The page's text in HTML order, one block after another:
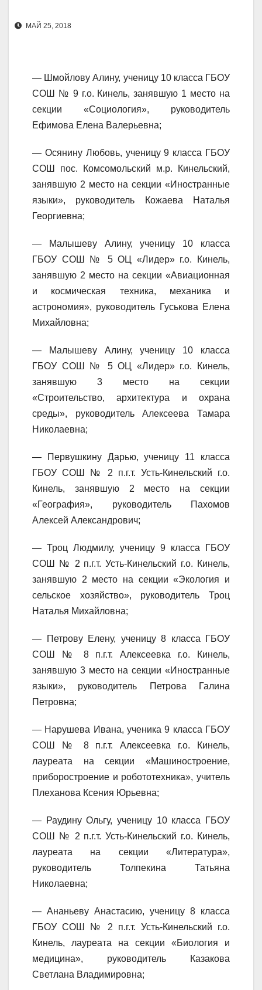
МАЙ 25, 2018
— Шмойлову Алину, ученицу 10 класса ГБОУ
СОШ № 9 г.о. Кинель, занявшую 1 место на
секции «Социология», руководитель
Ефимова Елена Валерьевна;
— Осянину Любовь, ученицу 9 класса ГБОУ
СОШ пос. Комсомольский м.р. Кинельский,
занявшую 2 место на секции «Иностранные
языки», руководитель Кожаева Наталья
Георгиевна;
— Малышеву Алину, ученицу 10 класса
ГБОУ СОШ № 5 ОЦ «Лидер» г.о. Кинель,
занявшую 2 место на секции «Авиационная
и космическая техника, механика и
астрономия», руководитель Гуськова Елена
Михайловна;
— Малышеву Алину, ученицу 10 класса
ГБОУ СОШ № 5 ОЦ «Лидер» г.о. Кинель,
занявшую 3 место на секции
«Строительство, архитектура и охрана
среды», руководитель Алексеева Тамара
Николаевна;
— Первушкину Дарью, ученицу 11 класса
ГБОУ СОШ № 2 п.г.т. Усть-Кинельский г.о.
Кинель, занявшую 2 место на секции
«География», руководитель Пахомов
Алексей Александрович;
— Троц Людмилу, ученицу 9 класса ГБОУ
СОШ № 2 п.г.т. Усть-Кинельский г.о. Кинель,
занявшую 2 место на секции «Экология и
сельское хозяйство», руководитель Троц
Наталья Михайловна;
— Петрову Елену, ученицу 8 класса ГБОУ
СОШ № 8 п.г.т. Алексеевка г.о. Кинель,
занявшую 3 место на секции «Иностранные
языки», руководитель Петрова Галина
Петровна;
— Нарушева Ивана, ученика 9 класса ГБОУ
СОШ № 8 п.г.т. Алексеевка г.о. Кинель,
лауреата на секции «Машиностроение,
приборостроение и робототехника», учитель
Плеханова Ксения Юрьевна;
— Раудину Ольгу, ученицу 10 класса ГБОУ
СОШ № 2 п.г.т. Усть-Кинельский г.о. Кинель,
лауреата на секции «Литература»,
руководитель Толпекина Татьяна
Николаевна;
— Ананьеву Анастасию, ученицу 8 класса
ГБОУ СОШ № 2 п.г.т. Усть-Кинельский г.о.
Кинель, лауреата на секции «Биология и
медицина», руководитель Казакова
Светлана Владимировна;